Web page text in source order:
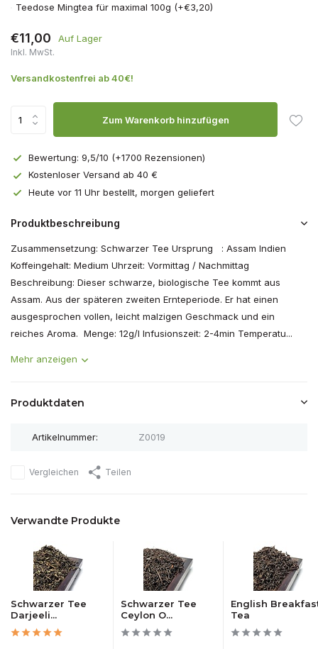
Teedose Mingtea für maximal 100g (+€3,20)
€11,00 Auf Lager
Inkl. MwSt.
Versandkostenfrei ab 40€!
Zum Warenkorb hinzufügen
Bewertung: 9,5/10 (+1700 Rezensionen)
Kostenloser Versand ab 40 €
Heute vor 11 Uhr bestellt, morgen geliefert
Produktbeschreibung
Zusammensetzung: Schwarzer Tee Ursprung : Assam Indien
Koffeingehalt: Medium Uhrzeit: Vormittag / Nachmittag
Beschreibung: Dieser schwarze, biologische Tee kommt aus
Assam. Aus der späteren zweiten Ernteperiode. Er hat einen
ausgesprochen vollen, leicht malzigen Geschmack und ein
reiches Aroma. Menge: 12g/l Infusionszeit: 2-4min Temperatu...
Mehr anzeigen
Produktdaten
Artikelnummer: Z0019
Vergleichen Teilen
Verwandte Produkte
Schwarzer Tee
Darjeeli...
Schwarzer Tee
Ceylon O...
English
Tea